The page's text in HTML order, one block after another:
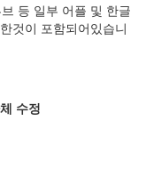
등 일부 어플 및 한글
것이 포함되어있습니
수정